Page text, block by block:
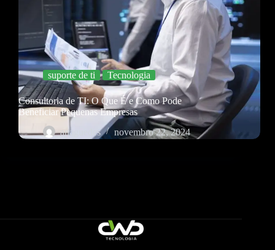
suporte de ti Tecnologia
Consultoria de TI: O Que É e Como Pode
Beneficiar Pequenas Empresas
anaguedes
novembro 22, 2024